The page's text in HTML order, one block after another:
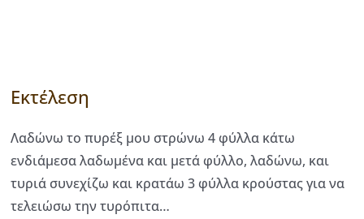
Εκτέλεση
Λαδώνω το πυρέξ μου στρώνω 4 φύλλα κάτω
ενδιάμεσα λαδωμένα και μετά φύλλο, λαδώνω, και
τυριά συνεχίζω και κρατάω 3 φύλλα κρούστας για να
τελειώσω την τυρόπιτα…